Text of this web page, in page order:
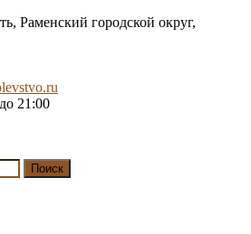
Раменский городской округ,
21:00
Поиск